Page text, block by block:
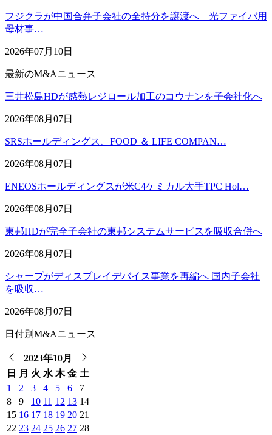
フジクラが中国合弁子会社の全持分を譲渡へ 光ファイバ用
母材事…
2026年07月10日
最新のM&Aニュース
三井松島HDが感熱レジロール加工のコウナンを子会社化へ
2026年08月07日
SRSホールディングス、FOOD ＆ LIFE COMPAN…
2026年08月07日
ENEOSホールディングスが米C4ケミカル大手TPC Hol…
2026年08月07日
東邦HDが完全子会社の東邦システムサービスを吸収合併へ
2026年08月07日
シャープがディスプレイデバイス事業を再編へ 国内子会社
を吸収…
2026年08月07日
日付別M&Aニュース
2023年10月
日
月 火 水 木 金 土
1
2 3 4 5 6
7
8
9 10 11 12 13 14
15 16 17 18 19 20 21
22 23 24 25 26 27 28